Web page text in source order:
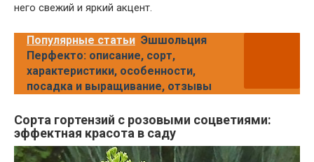
него свежий и яркий акцент.
Популярные статьи Эшшольция
Перфекто: описание, сорт,
характеристики, особенности,
посадка и выращивание, отзывы
Сорта гортензий с розовыми соцветиями:
эффектная красота в саду